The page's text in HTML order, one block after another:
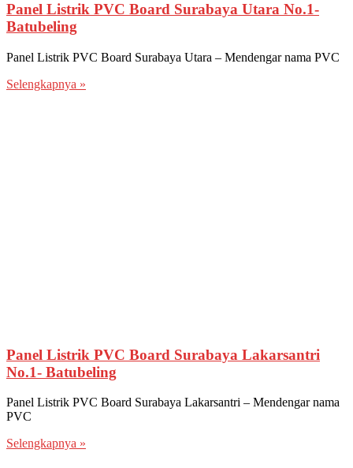
Panel Listrik PVC Board Surabaya Utara No.1-
Batubeling
Panel Listrik PVC Board Surabaya Utara – Mendengar nama PVC
Selengkapnya »
Panel Listrik PVC Board Surabaya Lakarsantri
No.1- Batubeling
Panel Listrik PVC Board Surabaya Lakarsantri – Mendengar nama
PVC
Selengkapnya »